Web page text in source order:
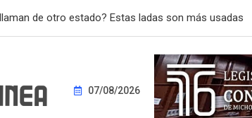
EN LA RECONSTRUCCIÓN DEL TEJIDO SOCIAL,
07/08/2026